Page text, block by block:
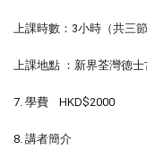
上課時數： 3小時（共三
上課地點 ：新界荃灣德
7. 學費 HKD$2000
8. 講者簡介